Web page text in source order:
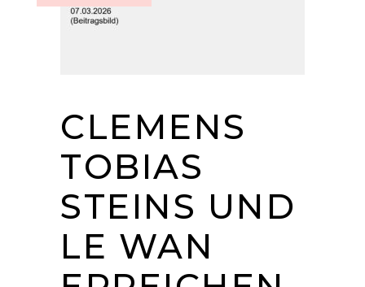
CLEMENS
TOBIAS
STEINS UND
LE WAN